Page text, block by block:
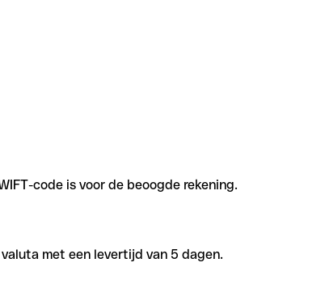
code is voor de beoogde rekening.
met een levertijd van 5 dagen.